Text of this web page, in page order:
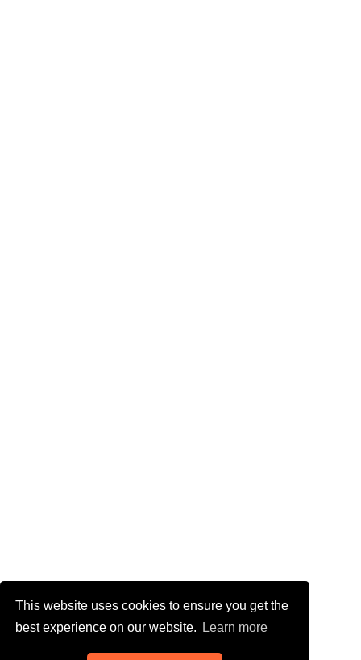
This website uses cookies to ensure you get the
best experience on our website.
Learn more